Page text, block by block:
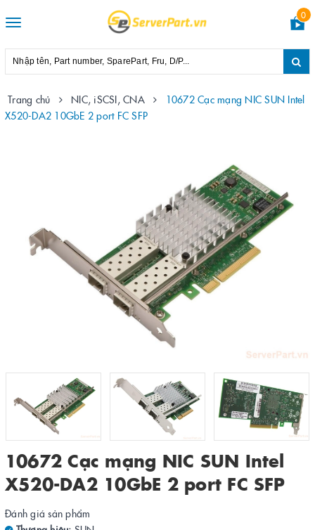
Toggle
0
Trang chủ NIC, iSCSI, CNA
10672 Cạc mạng NIC SUN Intel
X520-DA2 10GbE 2 port FC SFP
10672 Cạc mạng NIC SUN Intel
X520-DA2 10GbE 2 port FC SFP
Đánh giá sản phẩm